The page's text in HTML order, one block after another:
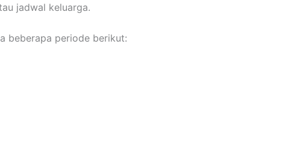
jadwal keluarga.
beberapa periode berikut: